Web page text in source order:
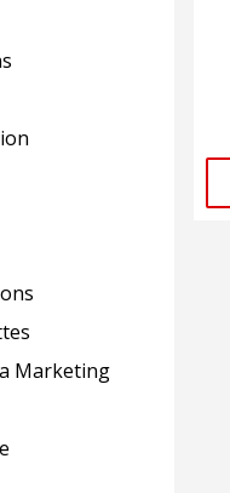
Marketing